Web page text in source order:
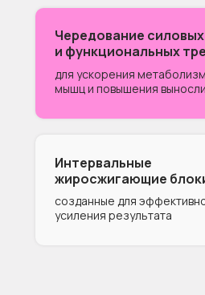
Чередование силовых
и функциональных
Интервальные
жиросжигающие
для ускорения
мышц и повышения
созданные для
усиления результата